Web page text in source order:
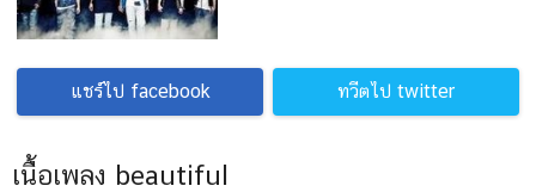
แชร์ไป facebook ทวีตไป twitter
เนื้อเพลง beautiful